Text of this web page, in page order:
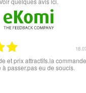
18.07.2026
est
Super lunette